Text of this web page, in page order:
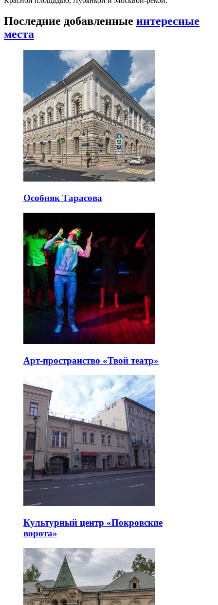
Последние добавленные интересные
места
Особняк Тарасова
Арт-пространство «Твой театр»
Культурный центр «Покровские
ворота»